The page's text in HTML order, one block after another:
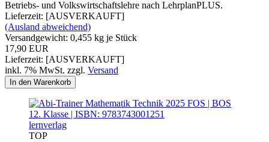
Betriebs- und Volkswirtschaftslehre nach LehrplanPLUS.
Lieferzeit: [AUSVERKAUFT]
(Ausland abweichend)
Versandgewicht: 0,455 kg je Stück
17,90 EUR
Lieferzeit: [AUSVERKAUFT]
inkl. 7% MwSt. zzgl. Versand
In den Warenkorb
lernverlag
TOP